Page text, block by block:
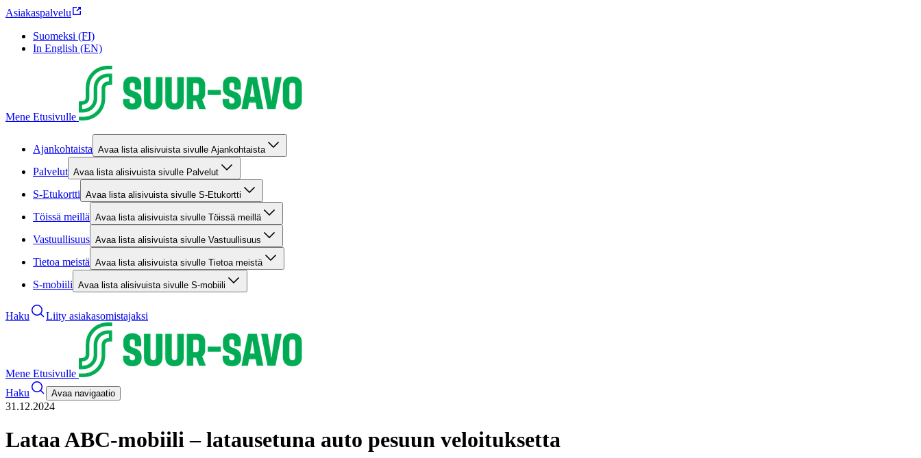
Asiakaspalvelu
Suomeksi (FI)
In English (EN)
Mene Etusivulle
Ajankohtaista Avaa lista alisivuista sivulle Ajankohtaista
Palvelut Avaa lista alisivuista sivulle Palvelut
S-Etukortti Avaa lista alisivuista sivulle S-Etukortti
Töissä meillä Avaa lista alisivuista sivulle Töissä meillä
Vastuullisuus Avaa lista alisivuista sivulle Vastuullisuus
Tietoa meistä Avaa lista alisivuista sivulle Tietoa meistä
S-mobiili Avaa lista alisivuista sivulle S-mobiili
Haku Liity asiakasomistajaksi
Mene Etusivulle
Haku
Avaa navigaatio
31.12.2024
Lataa ABC-mobiili – latausetuna auto pesuun veloituksetta